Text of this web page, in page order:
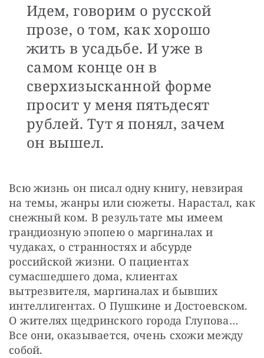
Идем, говорим о русской
прозе, о том, как хорошо
жить в усадьбе. И уже в
самом конце он в
сверхизысканной форме
просит у меня пятьдесят
рублей. Тут я понял, зачем
он вышел.
Всю жизнь он писал одну книгу, невзирая
на темы, жанры или сюжеты. Нарастал, как
снежный ком. В результате мы имеем
грандиозную эпопею о маргиналах и
чудаках, о странностях и абсурде
российской жизни. О пациентах
сумасшедшего дома, клиентах
вытрезвителя, маргиналах и бывших
интеллигентах. О Пушкине и Достоевском.
О жителях щедринского города Глупова…
Все они, оказывается, очень схожи между
собой.